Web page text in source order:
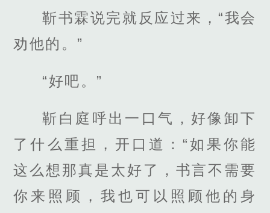
靳书霖说完就反应过来，“我会
劝他的。”
“好吧。”
靳白庭呼出一口气，好像卸下
了什么重担，开口道：“如果你能
这么想那真是太好了，书言不需要
你来照顾，我也可以照顾他的身